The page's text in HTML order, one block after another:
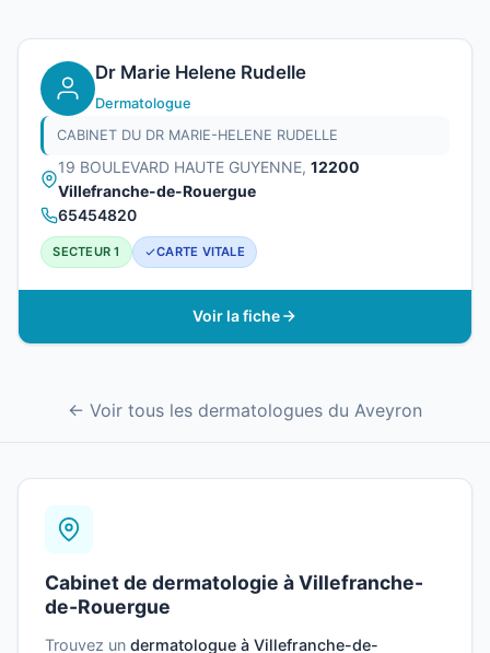
Dr Marie Helene Rudelle
Dermatologue
CABINET DU DR MARIE-HELENE RUDELLE
19 BOULEVARD HAUTE GUYENNE, 12200
Villefranche-de-Rouergue
65454820
SECTEUR 1 CARTE VITALE
Voir la fiche
← Voir tous les dermatologues du Aveyron
Cabinet de dermatologie à Villefranche-
de-Rouergue
Trouvez un dermatologue à Villefranche-de-